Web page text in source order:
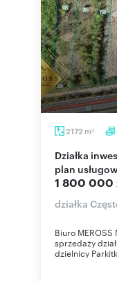
2172 m2
Działka inwestycyjna 2172 m² z mediami,
plan
1 800 000
działka
Biuro
sprzedaży
dzielnicy